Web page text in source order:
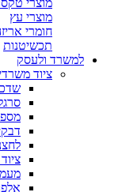
מוצרי
מוצרי עץ
חומרי
תכשיטנות
למשרד ולעסק
ציוד